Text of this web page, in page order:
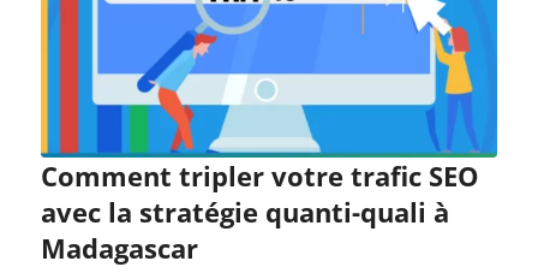
Comment tripler votre trafic SEO
avec la stratégie quanti-quali à
Madagascar